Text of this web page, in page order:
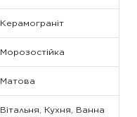
Керамограніт
Морозостійка
Матова
Вітальня, Кухня, Ванна